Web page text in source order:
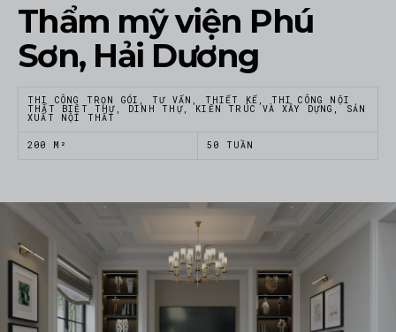
Thẩm mỹ viện Phú
Sơn, Hải Dương
THI CÔNG TRỌN GÓI, TƯ VẤN, THIẾT KẾ, THI CÔNG NỘI
THẤT BIỆT THỰ, DINH THỰ, KIẾN TRÚC VÀ XÂY DỰNG, SẢN
XUẤT NỘI THẤT
200 M² 50 TUẦN